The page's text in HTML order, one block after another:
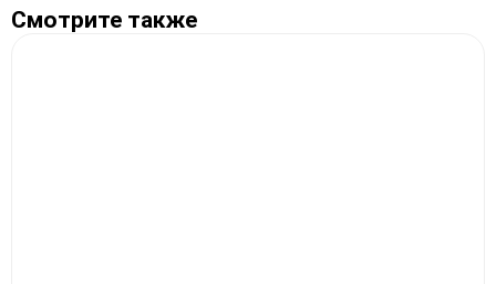
Смотрите также